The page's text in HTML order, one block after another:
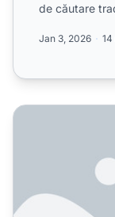
de căutare
Jan 3, 2026
Cum să Permiți